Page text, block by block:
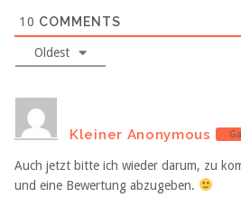
10 COMMENTS
Oldest
Kleiner Anonymous
Auch jetzt bitte ich wieder darum, zu
und eine Bewertung abzugeben.